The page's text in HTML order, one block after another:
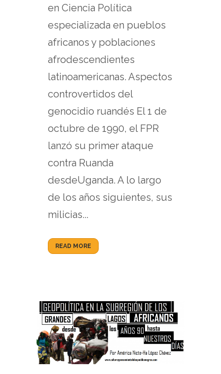
en Ciencia Política
especializada en pueblos
africanos y poblaciones
afrodescendientes
latinoamericanas. Aspectos
controvertidos del
genocidio ruandés El 1 de
octubre de 1990, el FPR
lanzó su primer ataque
contra Ruanda
desdeUganda. A lo largo
de los años siguientes, sus
milicias...
READ MORE